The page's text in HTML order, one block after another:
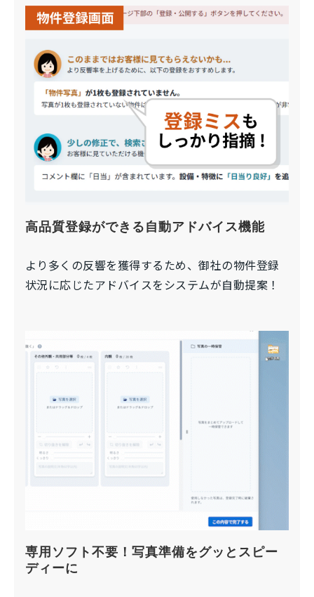
高品質登録ができる自動アドバイス機能
より多くの反響を獲得するため、御社の物件登録
状況に応じたアドバイスをシステムが自動提案！
専用ソフト不要！写真準備をグッとスピー
ディーに